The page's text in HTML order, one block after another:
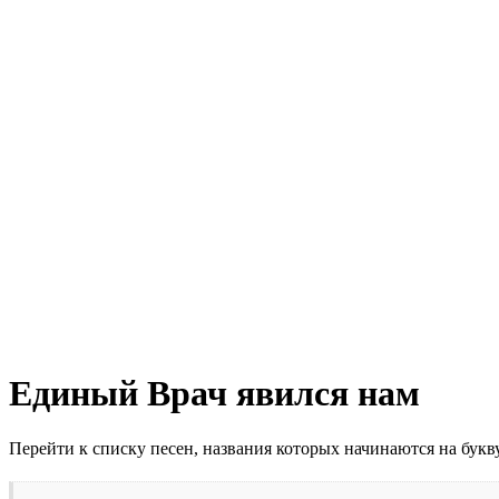
Единый Врач явился нам
Перейти к списку песен, названия которых начинаются на